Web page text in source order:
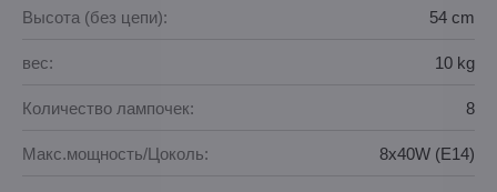
Высота (без цепи): 54 cm
вес: 10 kg
Количество лампочек: 8
Макс.мощность/Цоколь: 8x40W (E14)